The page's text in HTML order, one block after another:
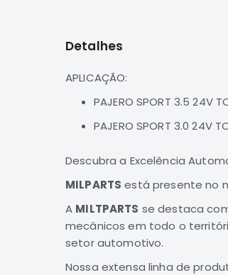
da
de
Detalhes
APLICAÇÃO:
PAJERO SPORT 3.5 24V
PAJERO SPORT 3.0 24V
Descubra a Excelência
MILPARTS está presente no
A MILTPARTS se destaca
mecânicos em todo o
setor automotivo.
Nossa extensa linha de